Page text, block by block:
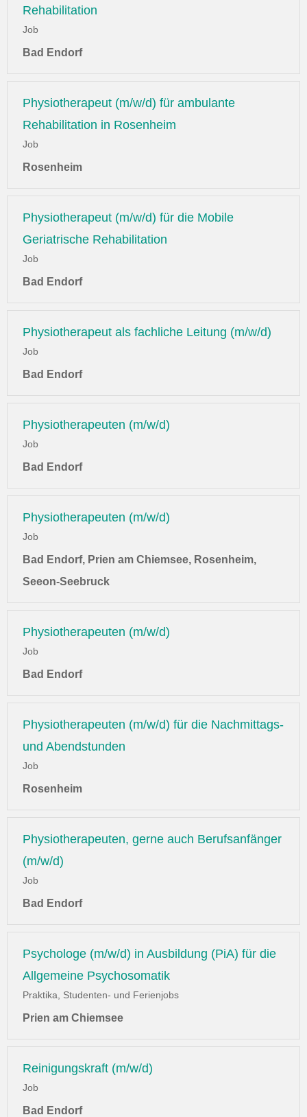
Rehabilitation
Job
Bad Endorf
Physiotherapeut (m/w/d) für ambulante
Rehabilitation in Rosenheim
Job
Rosenheim
Physiotherapeut (m/w/d) für die Mobile
Geriatrische Rehabilitation
Job
Bad Endorf
Physiotherapeut als fachliche Leitung (m/w/d)
Job
Bad Endorf
Physiotherapeuten (m/w/d)
Job
Bad Endorf
Physiotherapeuten (m/w/d)
Job
Bad Endorf, Prien am Chiemsee, Rosenheim,
Seeon-Seebruck
Physiotherapeuten (m/w/d)
Job
Bad Endorf
Physiotherapeuten (m/w/d) für die Nachmittags-
und Abendstunden
Job
Rosenheim
Physiotherapeuten, gerne auch Berufsanfänger
(m/w/d)
Job
Bad Endorf
Psychologe (m/w/d) in Ausbildung (PiA) für die
Allgemeine Psychosomatik
Praktika, Studenten- und Ferienjobs
Prien am Chiemsee
Reinigungskraft (m/w/d)
Job
Bad Endorf